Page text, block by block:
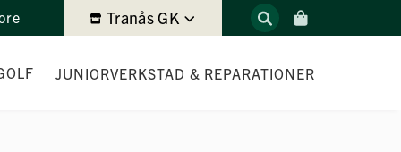
Tranås GK
JUNIORVERKSTAD & REPARATIONER